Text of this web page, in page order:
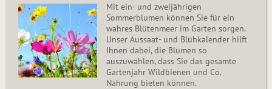
Mit ein- und zweijährigen
Sommerblumen können Sie für ein
wahres Blütenmeer im Garten sorgen.
Unser Aussaat- und Blühkalender hilft
Ihnen dabei, die Blumen so
auszuwählen, dass Sie das gesamte
Gartenjahr Wildbienen und Co.
Nahrung bieten können.